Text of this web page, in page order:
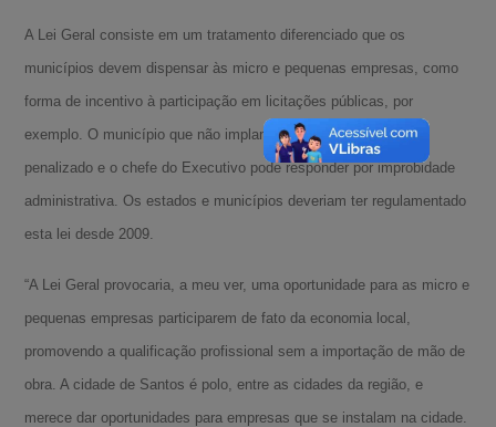
A Lei Geral consiste em um tratamento diferenciado que os
municípios devem dispensar às micro e pequenas empresas, como
forma de incentivo à participação em licitações públicas, por
exemplo. O município que não implantar a Lei Geral pode ser
penalizado e o chefe do Executivo pode responder por improbidade
administrativa. Os estados e municípios deveriam ter regulamentado
esta lei desde 2009.
“A Lei Geral provocaria, a meu ver, uma oportunidade para as micro e
pequenas empresas participarem de fato da economia local,
promovendo a qualificação profissional sem a importação de mão de
obra. A cidade de Santos é polo, entre as cidades da região, e
merece dar oportunidades para empresas que se instalam na cidade.